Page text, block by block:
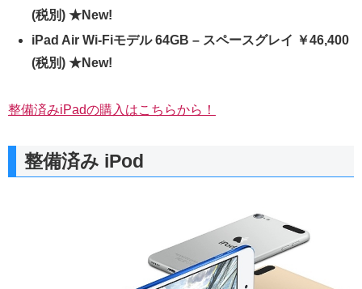
(税別) ★New!
iPad Air Wi-Fiモデル 64GB – スペースグレイ ￥46,400
(税別) ★New!
整備済みiPadの購入はこちらから！
整備済み iPod